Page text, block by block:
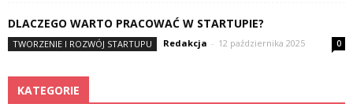
DLACZEGO WARTO PRACOWAĆ W STARTUPIE?
TWORZENIE I ROZWÓJ STARTUPU Redakcja - 12 października 2025 0
KATEGORIE